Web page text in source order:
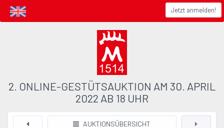
Jetzt anmelden!
2. ONLINE-GESTÜTSAUKTION AM 30. APRIL
2022 AB 18 UHR
AUKTIONSÜBERSICHT